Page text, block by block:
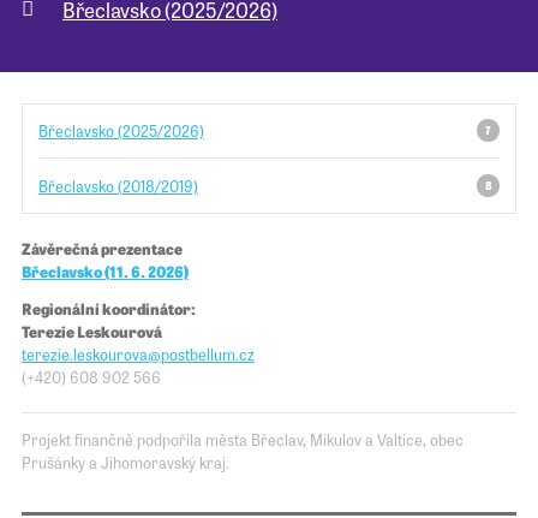
Pro města
Příběhy našich sousedů
Břeclavsko (2025/2026)
Břeclavsko (2025/2026) 7
Břeclavsko (2018/2019) 8
Závěrečná prezentace
Břeclavsko (11. 6. 2026)
Regionální koordinátor:
Terezie Leskourová
terezie.leskourova@​​postbellum.cz
(+420) 608 902 566
Projekt finančně podpořila města Břeclav, Mikulov a Valtice, obec
Prušánky a Jihomoravský kraj.